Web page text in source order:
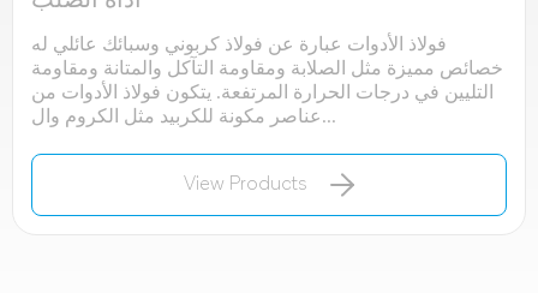
فولاذ الأدوات عبارة عن فولاذ كربوني وسبائك عائلي له
خصائص مميزة مثل الصلابة ومقاومة التآكل والمتانة ومقاومة
التليين في درجات الحرارة المرتفعة. يتكون فولاذ الأدوات من
عناصر مكونة للكربيد مثل الكروم وال...
View Products